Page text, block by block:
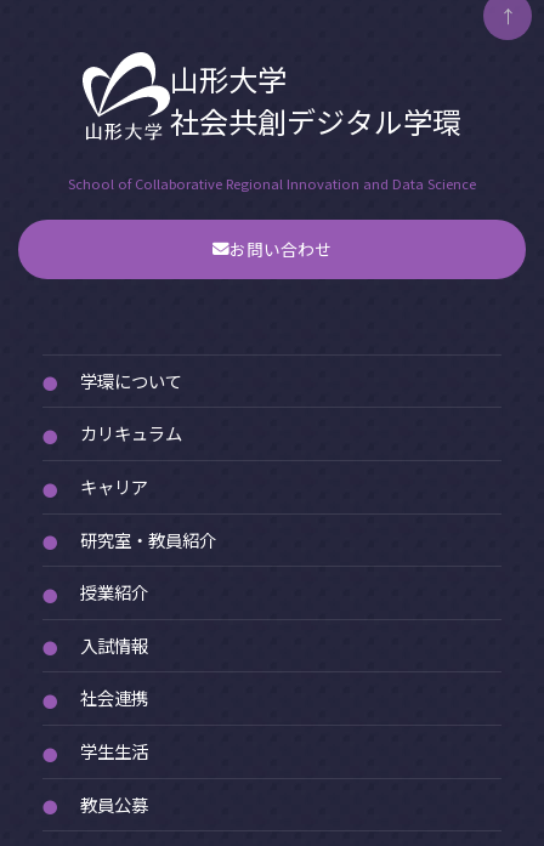
↑
山形大学
社会共創デジタル学環
School of Collaborative Regional Innovation and Data Science
お問い合わせ
● 学環について
● カリキュラム
● キャリア
● 研究室・教員紹介
● 授業紹介
● 入試情報
● 社会連携
● 学生生活
● 教員公募